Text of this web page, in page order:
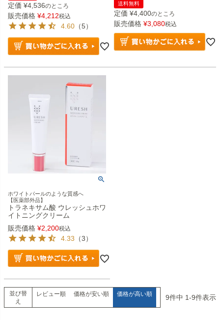
定価 ¥4,536のところ
販売価格 ¥4,212税込
4.60 （5）
送料無料
定価 ¥4,400のところ
販売価格 ¥3,080税込
ホワイトパールのような質感へ
【医薬部外品】
トラネキサム酸 ウレッシュホワ
イトニングクリーム
販売価格 ¥2,200税込
4.33 （3）
並び替
え
レビュー順 価格が安い順 価格が高い順 9件中 1-9件表示